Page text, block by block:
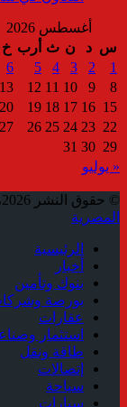
أغسطس 2026
س د ن ث أرب خ
1
2
3
4
5
6
8
9
10
11
12
13
15
16
17
18
19
20
22
23
24
25
26
27
29
30
31
« يوليو
© حقوق النشر 2026، جميع الحقوق محفوظة |
المصرية
الرئيسية
أخبار
بنوك وتأمين
بورصة
عقارات
استثمار
طاقة ونقل
إتصالات
سياحة
سيارات